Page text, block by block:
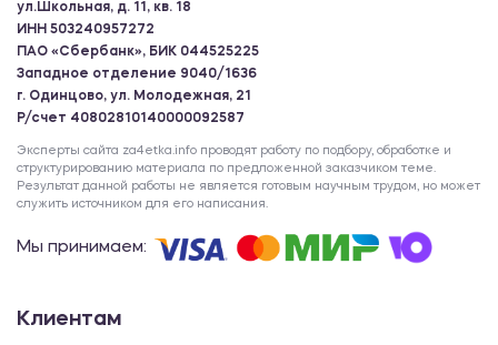
ул.Школьная, д. 11, кв. 18
ИНН 503240957272
ПАО «Сбербанк», БИК 044525225
Западное отделение 9040/1636
г. Одинцово, ул. Молодежная, 21
Р/счет 40802810140000092587
Эксперты сайта za4etka.info проводят работу по подбору, обработке и
структурированию материала по предложенной заказчиком теме.
Результат данной работы не является готовым научным трудом, но может
служить источником для его написания.
Мы принимаем:
Клиентам